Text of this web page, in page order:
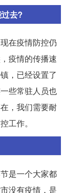
去?
在疫情防控仍
疫情的传播速
，已经设置了
些常驻人员也
，我们需要耐
工作。
是一个大家都
没有疫情，是